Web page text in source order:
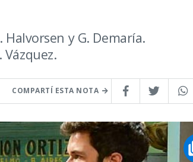
y G. Demaría.
COMPARTÍ ESTA NOTA